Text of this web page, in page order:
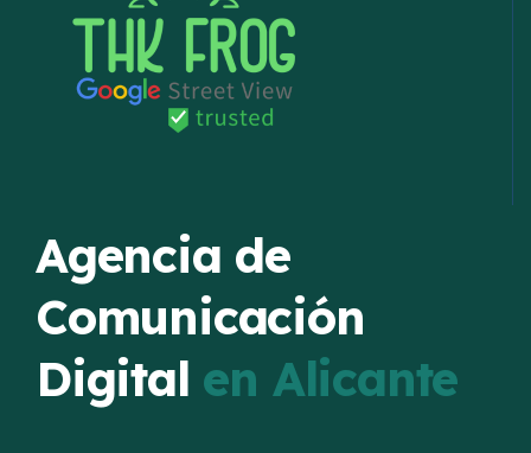
Agencia de
Comunicación
Digital en Alicante